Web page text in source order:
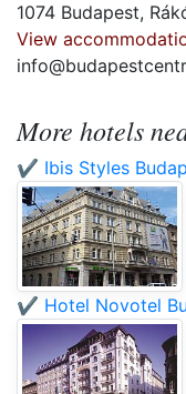
1074 Budapest,
View
More hotels
✔️ Ibis Styles
✔️ Hotel Novotel